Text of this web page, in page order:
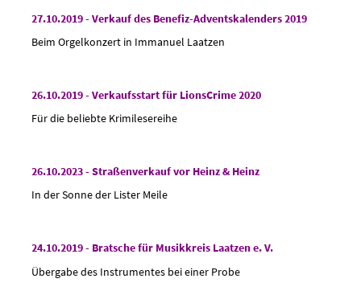
27.10.2019 - Verkauf des Benefiz-Adventskalenders 2019
Beim Orgelkonzert in Immanuel Laatzen
26.10.2019 - Verkaufsstart für LionsCrime 2020
Für die beliebte Krimilesereihe
26.10.2023 - Straßenverkauf vor Heinz & Heinz
In der Sonne der Lister Meile
24.10.2019 - Bratsche für Musikkreis Laatzen e. V.
Übergabe des Instrumentes bei einer Probe